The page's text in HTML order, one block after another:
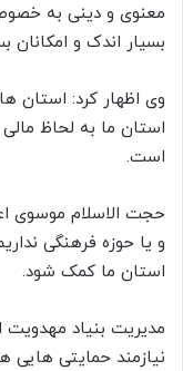
معنوی و دینی به
بسیار اندک و
وی اظهار کرد: استان
استان ما به لحاظ
است.
حجت الاسلام موسوی
و یا حوزه فرهنگی
استان ما کمک شود.
مدیریت بنیاد مهدویت
نیازمند حمایتی هایی